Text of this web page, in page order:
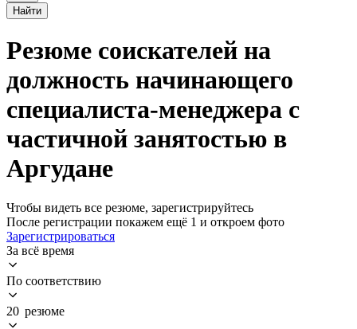
Найти
Резюме соискателей на
должность начинающего
специалиста-менеджера с
частичной занятостью в
Аргудане
Чтобы видеть все резюме, зарегистрируйтесь
После регистрации покажем ещё 1 и откроем фото
Зарегистрироваться
За всё время
По соответствию
20 резюме